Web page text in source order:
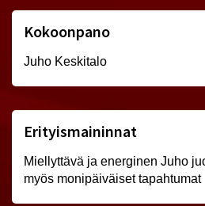
Kokoonpano
Juho Keskitalo
Erityismaininnat
Miellyttävä ja energinen Juho
myös monipäiväiset tapahtumat